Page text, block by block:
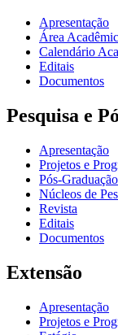
Apresentação
Área
Calendário
Editais
Documentos
Pesquisa e
Apresentação
Projetos e
Pós-Graduação
Núcleos de
Revista
Editais
Documentos
Extensão
Apresentação
Projetos e